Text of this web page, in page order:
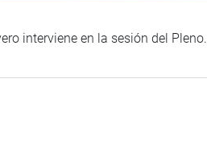
interviene en la sesión del Pleno.